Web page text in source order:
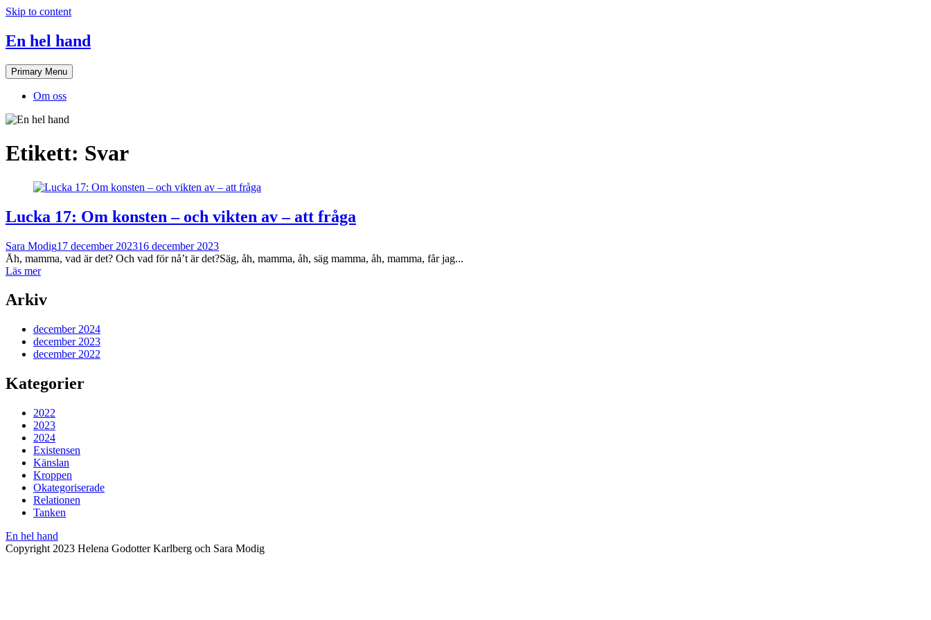
Skip to content
En hel hand
Primary Menu
Om oss
Etikett: Svar
Lucka 17: Om konsten – och vikten av – att fråga
Sara Modig17 december 202316 december 2023
Åh, mamma, vad är det? Och vad för nå’t är det?Säg, åh, mamma, åh, säg mamma, åh, mamma, får jag...
Läs mer
Arkiv
december 2024
december 2023
december 2022
Kategorier
2022
2023
2024
Existensen
Känslan
Kroppen
Okategoriserade
Relationen
Tanken
En hel hand
Copyright 2023 Helena Godotter Karlberg och Sara Modig